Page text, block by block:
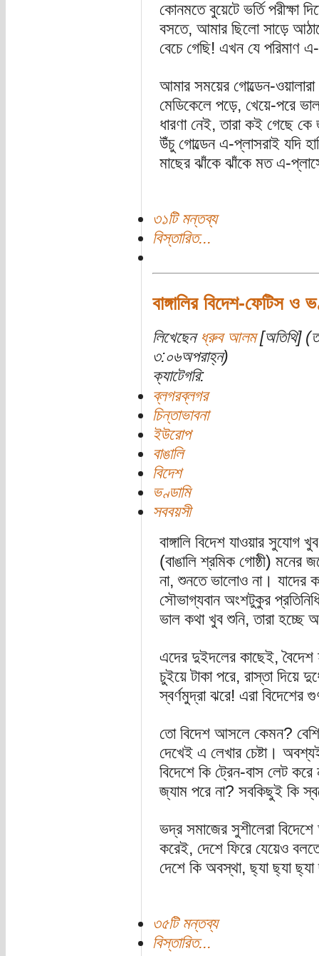
কোনমতে বুয়েটে ভর্তি পরীক্ষা
বসতে, আমার ছিলো সাড়ে
বেচে গেছি! এখন যে পরিমাণ
আমার সময়ের গোল্ডেন-
মেডিকেলে পড়ে, খেয়ে-পরে
ধারণা নেই, তারা কই গেছে
উঁচু গোল্ডেন এ-প্লাসরাই যদি
মাছের ঝাঁকে ঝাঁকে মত এ-
৩১টি মন্তব্য
বিস্তারিত...
বাঙ্গালির বিদেশ-ফেটিস ও
লিখেছেন ধ্রুব আলম[অতিথি]
৩:০৬অপরাহ্ন)
ক্যাটেগরি:
ব্লগরব্লগর
চিন্তাভাবনা
ইউরোপ
বাঙালি
বিদেশ
ভণ্ডামি
সববয়সী
বাঙ্গালি বিদেশ যাওয়ার সুযোগ
(বাঙালি শ্রমিক গোষ্ঠী) মনের
না, শুনতে ভালোও না। যাদের
সৌভাগ্যবান অংশটুকুর
ভাল কথা খুব শুনি, তারা হচ্ছে
এদের দুইদলের কাছেই, বৈদেশ
চুইয়ে টাকা পরে, রাস্তা
স্বর্ণমুদ্রা ঝরে! এরা
তো বিদেশ আসলে কেমন?
দেখেই এ লেখার চেষ্টা।
বিদেশে কি ট্রেন-বাস লেট করে
জ্যাম পরে না? সবকিছুই কি
ভদ্র সমাজের সুশীলেরা
করেই, দেশে ফিরে যেয়েও
দেশে কি অবস্থা, ছ্যা ছ্যা
৩৫টি মন্তব্য
বিস্তারিত...